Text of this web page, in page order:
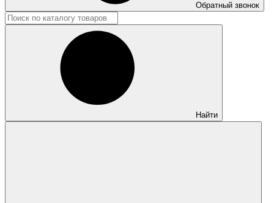
Обратный звонок
Найти